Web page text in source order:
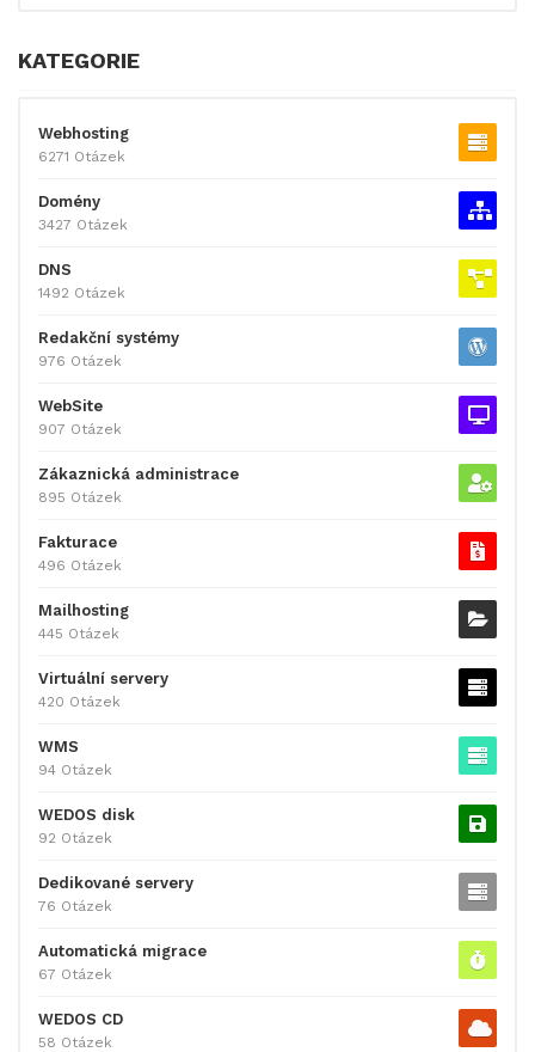
KATEGORIE
Webhosting
6271 Otázek
Domény
3427 Otázek
DNS
1492 Otázek
Redakční systémy
976 Otázek
WebSite
907 Otázek
Zákaznická administrace
895 Otázek
Fakturace
496 Otázek
Mailhosting
445 Otázek
Virtuální servery
420 Otázek
WMS
94 Otázek
WEDOS disk
92 Otázek
Dedikované servery
76 Otázek
Automatická migrace
67 Otázek
WEDOS CD
58 Otázek